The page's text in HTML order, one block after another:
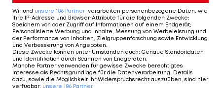
Rang zwölf vor. Dornbirn rutscht um einen Platz
auf Rang neun ab.
Spielplan >>>
Tabelle >>>
Highlights: Nach frühem Rückstand:
Highlights:
Wir und unsere 186 Partner verarbeiten personenbezogene Daten, wie
Ihre IP-Adresse und Browser-Attribute für die folgenden Zwecke:
Speichern von oder Zugriff auf Informationen auf einem Endgerät;
Personalisierte Werbung und Inhalte, Messung von Werbeleistung und
der Performance von Inhalten, Zielgruppenforschung sowie Entwicklung
und Verbesserung von Angeboten
Diese Zwecke können unter Umständen auch: Genaue Standortdaten
und Identifikation durch Scannen von Endgeräten
Manche Partner verwenden für gewisse Zwecke berechtigtes
Interesse als Rechtsgrundlage für die Datenverarbeitung. Details
dazu, sowie die Möglichkeit Ihr Widerspruchsrecht auszuüben, sind hier
verfügbar: unsere 186 Partner